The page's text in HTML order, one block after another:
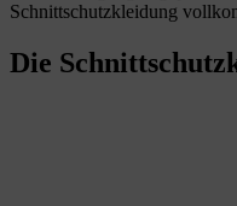
Schnittschutzkleidung
Die